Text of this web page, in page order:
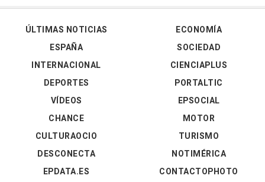
ÚLTIMAS NOTICIAS
ESPAÑA
INTERNACIONAL
DEPORTES
VÍDEOS
ECONOMÍA
SOCIEDAD
CIENCIAPLUS
PORTALTIC
EPSOCIAL
CHANCE
CULTURAOCIO
DESCONECTA
EPDATA.ES
MOTOR
TURISMO
NOTIMÉRICA
CONTACTOPHOTO